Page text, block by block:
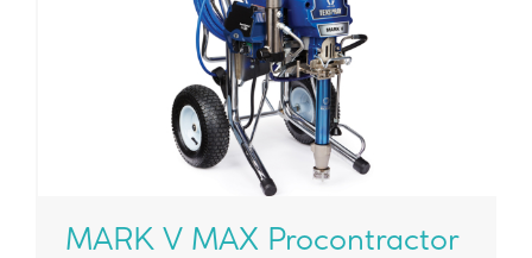
MARK V MAX Procontractor